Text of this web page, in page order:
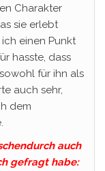
Charakter
sie erlebt
einen Punkt
hasste, dass
für ihn als
auch sehr,
dem
auch
gefragt habe: